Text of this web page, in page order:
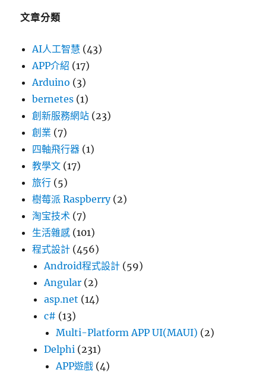
文章分類
AI人工智慧 (43)
APP介紹 (17)
Arduino (3)
bernetes (1)
創新服務網站 (23)
創業 (7)
四軸飛行器 (1)
教學文 (17)
旅行 (5)
樹莓派 Raspberry(2)
淘宝技术 (7)
生活雜感 (101)
程式設計 (456)
Android程式設計 (59)
Angular (2)
asp.net (14)
c# (13)
Multi-Platform APP UI(MAUI) (2)
Delphi (231)
APP遊戲 (4)